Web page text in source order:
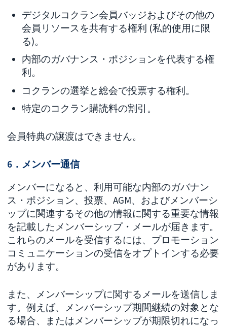
デジタルコクラン会員バッジおよびその他の
会員リソースを共有する権利 (私的使用に限
る)。
内部のガバナンス・ポジションを代表する権
利。
コクランの選挙と総会で投票する権利。
特定のコクラン購読料の割引。
会員特典の譲渡はできません。
6．メンバー通信
メンバーになると、利用可能な内部のガバナン
ス・ポジション、投票、AGM、およびメンバーシ
ップに関連するその他の情報に関する重要な情報
を記載したメンバーシップ・メールが届きます。
これらのメールを受信するには、プロモーション
コミュニケーションの受信をオプトインする必要
があります。
また、メンバーシップに関するメールを送信しま
す。例えば、メンバーシップ期間継続の対象とな
る場合、またはメンバーシップが期限切れになっ